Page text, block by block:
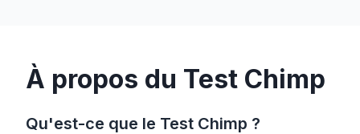
À propos du Test Chimp
Qu'est-ce que le Test Chimp ?